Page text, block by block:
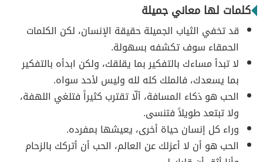
كلمات لها معاني جميلة
قد تخفي الثياب الجميلة حقيقة الإنسان، لكن الكلمات
الحمقاء سوف تكشفه بسهولة.
لا تبدأ مساءك بالتفكير بما يقلقك، ولكن ابدأه بالتفكير
بما يسعدك، فالملك كله لله وليس لأحد سواه.
الحب هو ذكاء المسافة، ألّا تقترب كثيراً فتلغي اللهفة،
ولا تبتعد طويلاً فتنسى.
وراء كل إنسان حياة أخرى، يعيشها بمفرده.
الحب هو أن لا أعزلك عن العالم، الحب أن أتركك بالزحام